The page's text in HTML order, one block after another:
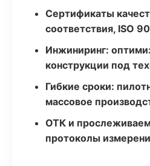
Сертификаты
соответствия, ISO
Инжиниринг:
конструкции под
Гибкие сроки:
массовое
ОТК и
протоколы